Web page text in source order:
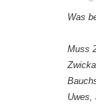
Was
Muss
Uwes,